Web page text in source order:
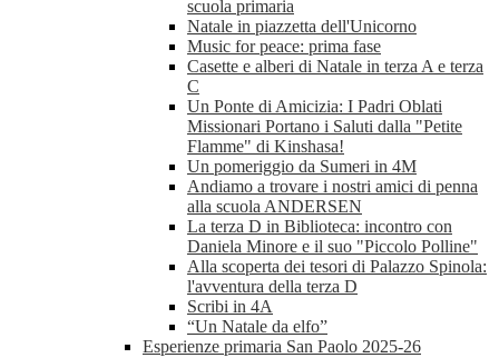
scuola primaria
Natale in piazzetta dell'Unicorno
Music for peace: prima fase
Casette e alberi di Natale in terza A e terza
C
Un Ponte di Amicizia: I Padri Oblati
Missionari Portano i Saluti dalla "Petite
Flamme" di Kinshasa!
Un pomeriggio da Sumeri in 4M
Andiamo a trovare i nostri amici di penna
alla scuola ANDERSEN
La terza D in Biblioteca: incontro con
Daniela Minore e il suo "Piccolo Polline"
Alla scoperta dei tesori di Palazzo Spinola:
l'avventura della terza D
Scribi in 4A
“Un Natale da elfo”
Esperienze primaria San Paolo 2025-26